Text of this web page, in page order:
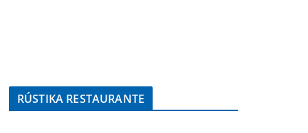
RÚSTIKA RESTAURANTE